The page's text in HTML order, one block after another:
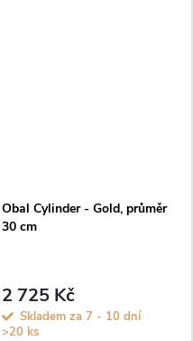
Obal Cylinder - Gold, průměr
30 cm
2 725 Kč
Skladem za 7 - 10 dní
>20 ks